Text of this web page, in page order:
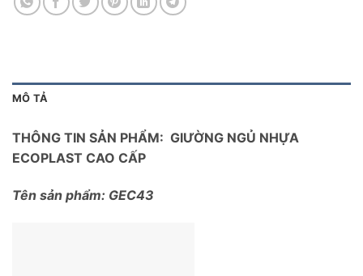
MÔ TẢ
THÔNG TIN SẢN PHẨM: GIƯỜNG NGỦ NHỰA
ECOPLAST CAO CẤP
Tên sản phẩm: GEC43